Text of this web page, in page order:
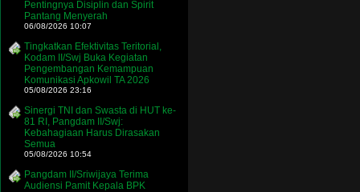
Pentingnya Disiplin dan Spirit
Pantang Menyerah
06/08/2026 10:07
Tingkatkan Efektivitas Teritorial,
Kodam II/Swj Buka Kegiatan
Pengembangan Kemampuan
Komunikasi Apkowil TA 2026
05/08/2026 23:16
Sinergi TNI dan Swasta di HUT ke-
81 RI, Pangdam II/Swj:
Kebahagiaan Harus Dirasakan
Semua
05/08/2026 10:54
Pangdam II/Sriwijaya Terima
Audiensi Pamit Kepala BPK